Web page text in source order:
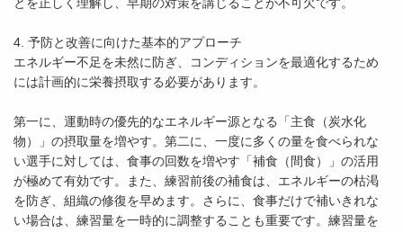
とを正しく理解し、早期の対策を講じることが不可欠です。
4. 予防と改善に向けた基本的アプローチ
エネルギー不足を未然に防ぎ、コンディションを最適化するため
には計画的に栄養摂取する必要があります。
第一に、運動時の優先的なエネルギー源となる「主食（炭水化
物）」の摂取量を増やす。第二に、一度に多くの量を食べられな
い選手に対しては、食事の回数を増やす「補食（間食）」の活用
が極めて有効です。また、練習前後の補食は、エネルギーの枯渇
を防ぎ、組織の修復を早めます。さらに、食事だけで補いきれな
い場合は、練習量を一時的に調整することも重要です。練習量を